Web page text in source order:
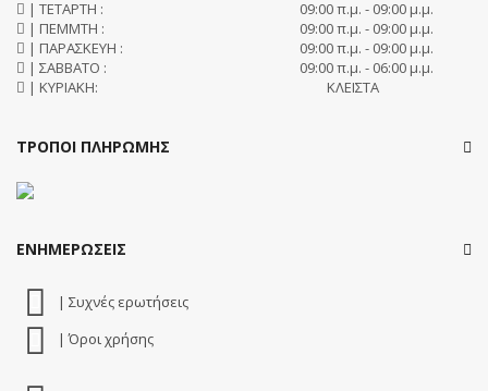
| ΤΕΤΑΡΤΗ :
09:00 π.μ. - 09:00 μ.μ.
| ΠΕΜΜΤΗ :
09:00 π.μ. - 09:00 μ.μ.
| ΠΑΡΑΣΚΕΥΗ :
09:00 π.μ. - 09:00 μ.μ.
| ΣΑΒΒΑΤΟ :
09:00 π.μ. - 06:00 μ.μ.
| ΚΥΡΙΑΚΗ:
ΚΛΕΙΣΤΑ
ΤΡΟΠΟΙ ΠΛΗΡΩΜΗΣ
ΕΝΗΜΕΡΩΣΕΙΣ
| Συχνές ερωτήσεις
| Όροι χρήσης